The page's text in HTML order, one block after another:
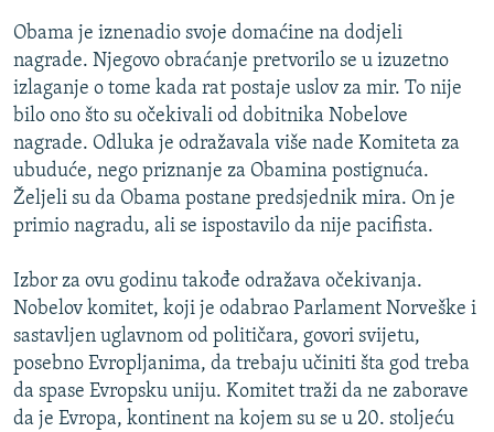
Obama je iznenadio svoje domaćine na dodjeli
nagrade. Njegovo obraćanje pretvorilo se u izuzetno
izlaganje o tome kada rat postaje uslov za mir. To nije
bilo ono što su očekivali od dobitnika Nobelove
nagrade. Odluka je odražavala više nade Komiteta za
ubuduće, nego priznanje za Obamina postignuća.
Željeli su da Obama postane predsjednik mira. On je
primio nagradu, ali se ispostavilo da nije pacifista.
Izbor za ovu godinu takođe odražava očekivanja.
Nobelov komitet, koji je odabrao Parlament Norveške i
sastavljen uglavnom od političara, govori svijetu,
posebno Evropljanima, da trebaju učiniti šta god treba
da spase Evropsku uniju. Komitet traži da ne zaborave
da je Evropa, kontinent na kojem su se u 20. stoljeću